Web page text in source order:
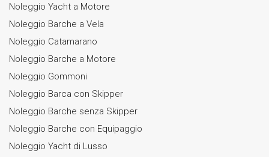
Noleggio Yacht a Motore
Noleggio Barche a Vela
Noleggio Catamarano
Noleggio Barche a Motore
Noleggio Gommoni
Noleggio Barca con Skipper
Noleggio Barche senza Skipper
Noleggio Barche con Equipaggio
Noleggio Yacht di Lusso